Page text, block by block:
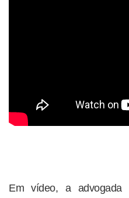
Em vídeo, a advogada